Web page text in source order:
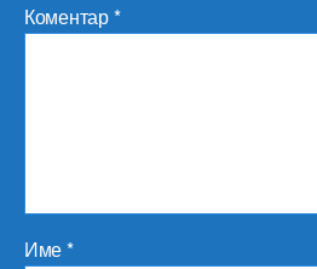
Коментар*
Име*